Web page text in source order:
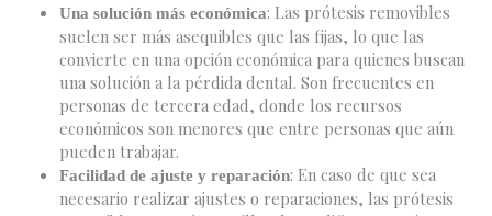
Una solución más económica: Las prótesis removibles
suelen ser más asequibles que las fijas, lo que las
convierte en una opción económica para quienes buscan
una solución a la pérdida dental. Son frecuentes en
personas de tercera edad, donde los recursos
económicos son menores que entre personas que aún
pueden trabajar.
Facilidad de ajuste y reparación: En caso de que sea
necesario realizar ajustes o reparaciones, las prótesis